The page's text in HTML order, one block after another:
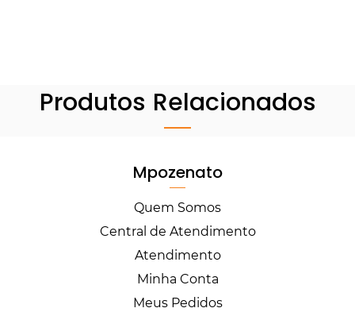
Produtos Relacionados
Mpozenato
Quem Somos
Central de Atendimento
Atendimento
Minha Conta
Meus Pedidos